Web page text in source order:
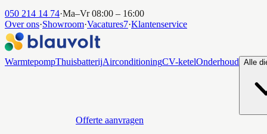
050 214 14 74·Ma–Vr 08:00 – 16:00
Over ons·Showroom·Vacatures7·Klantenservice
WarmtepompThuisbatterijAirconditioningCV-ketelOnderhoud Alle
Offerte aanvragen